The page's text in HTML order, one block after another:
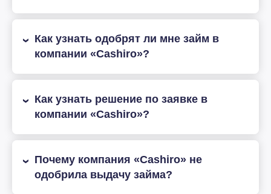
Как узнать одобрят ли мне займ в
компании «Cashiro»?
Как узнать решение по заявке в
компании «Cashiro»?
Почему компания «Cashiro» не
одобрила выдачу займа?